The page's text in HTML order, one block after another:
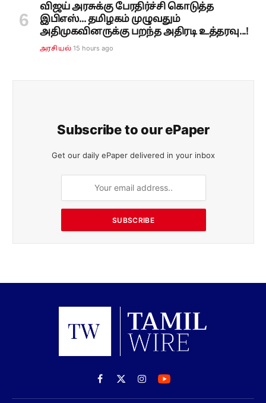
விஜய் அரசுக்கு பேரதிர்ச்சி கொடுத்த
இபிஎஸ்... தமிழகம் முழுவதும்
அதிமுகவினருக்கு பறந்த அதிரடி உத்தரவு...!
அரசியல் 15 hours ago
Subscribe to our ePaper
Get our daily ePaper delivered in your inbox
SUBSCRIBE
Facebook
X
(Twitter)
Instagram